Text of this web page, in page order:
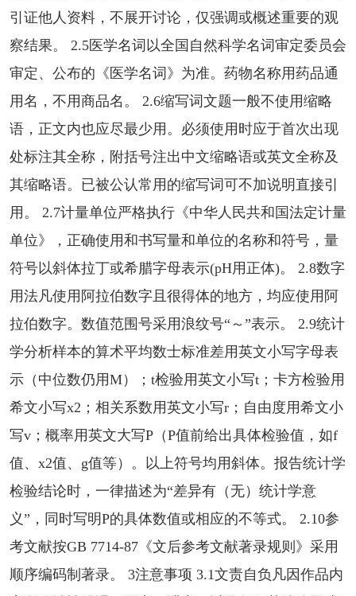
引证他人资料，不展开讨论，仅强调或概述重要的观
察结果。 2.5医学名词以全国自然科学名词审定委员会
审定、公布的《医学名词》为准。药物名称用药品通
用名，不用商品名。 2.6缩写词文题一般不使用缩略
语，正文内也应尽最少用。必须使用时应于首次出现
处标注其全称，附括号注出中文缩略语或英文全称及
其缩略语。已被公认常用的缩写词可不加说明直接引
用。 2.7计量单位严格执行《中华人民共和国法定计量
单位》，正确使用和书写量和单位的名称和符号，量
符号以斜体拉丁或希腊字母表示(pH用正体)。 2.8数字
用法凡使用阿拉伯数字且很得体的地方，均应使用阿
拉伯数字。数值范围号采用浪纹号“～”表示。 2.9统计
学分析样本的算术平均数士标准差用英文小写字母表
示（中位数仍用M）；t检验用英文小写t；卡方检验用
希文小写x2；相关系数用英文小写r；自由度用希文小
写v；概率用英文大写P（P值前给出具体检验值，如f
值、x2值、g值等）。以上符号均用斜体。报告统计学
检验结论时，一律描述为“差异有（无）统计学意
义”，同时写明P的具体数值或相应的不等式。 2.10参
考文献按GB 7714-87《文后参考文献著录规则》采用
顺序编码制著录。 3注意事项 3.1文责自负凡因作品内